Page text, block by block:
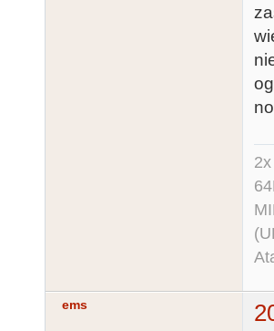
ems